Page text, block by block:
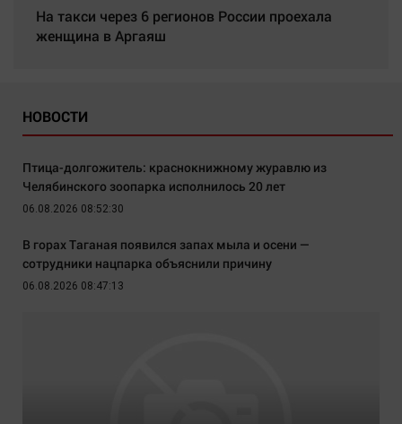
На такси через 6 регионов России проехала
женщина в Аргаяш
НОВОСТИ
Птица-долгожитель: краснокнижному журавлю из
Челябинского зоопарка исполнилось 20 лет
06.08.2026 08:52:30
В горах Таганая появился запах мыла и осени —
сотрудники нацпарка объяснили причину
06.08.2026 08:47:13